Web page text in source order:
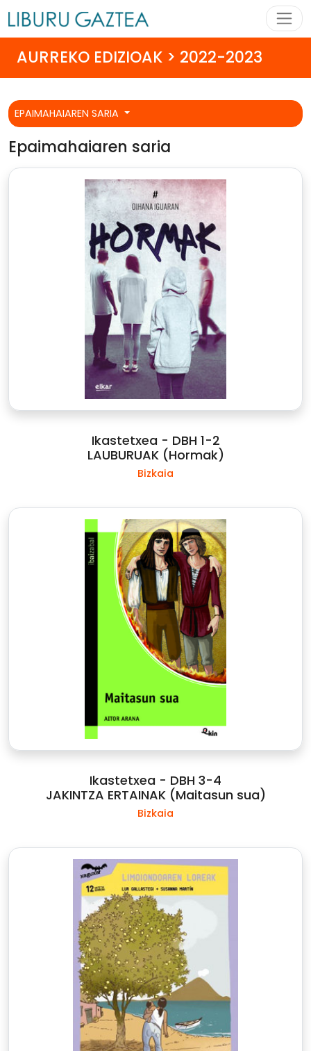
AURREKO EDIZIOAK > 2022-2023
EPAIMAHAIAREN SARIA
Epaimahaiaren saria
Ikastetxea - DBH 1-2
LAUBURUAK (Hormak)
Bizkaia
Ikastetxea - DBH 3-4
JAKINTZA ERTAINAK (Maitasun sua)
Bizkaia